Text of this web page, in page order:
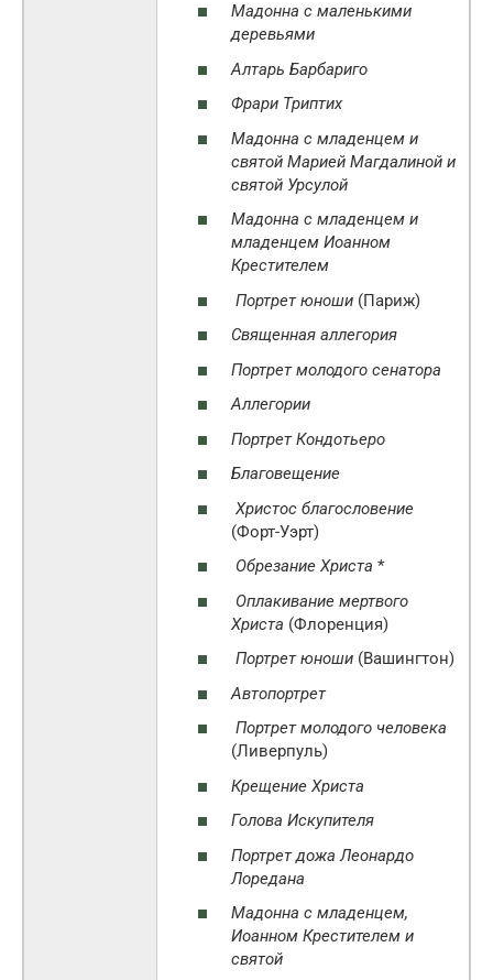
Мадонна с маленькими
деревьями
Алтарь Барбариго
Фрари Триптих
Мадонна с младенцем и
святой Марией Магдалиной и
святой Урсулой
Мадонна с младенцем и
младенцем Иоанном
Крестителем
Портрет юноши (Париж)
Священная аллегория
Портрет молодого сенатора
Аллегории
Портрет Кондотьеро
Благовещение
Христос благословение
(Форт-Уэрт)
Обрезание Христа *
Оплакивание мертвого
Христа (Флоренция)
Портрет юноши (Вашингтон)
Автопортрет
Портрет молодого человека
(Ливерпуль)
Крещение Христа
Голова Искупителя
Портрет дожа Леонардо
Лоредана
Мадонна с младенцем,
Иоанном Крестителем и
святой